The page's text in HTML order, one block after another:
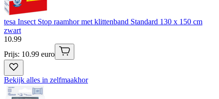
tesa Insect Stop raamhor met klittenband Standard 130 x 150 cm
zwart
10.99
Prijs: 10.99 euro
Bekijk alles in zelfmaakhor